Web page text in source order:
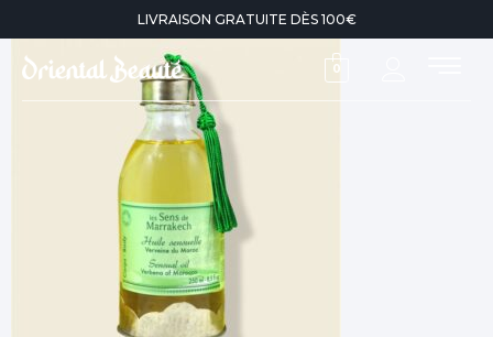
LIVRAISON GRATUITE DÈS 100€
0